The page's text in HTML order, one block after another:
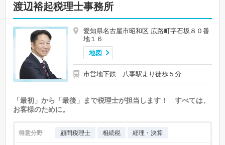
渡辺裕起税理士事務所
愛知県名古屋市昭和区 広路町字石坂８０番
地１６
地図
市営地下鉄 八事駅より徒歩５分
「最初」から「最後」まで税理士が担当します！ すべては、
お客様のために。
得意分野 顧問税理士 相続税 経理・決算